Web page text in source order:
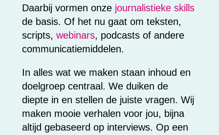
Daarbij vormen onze journalistieke skills
de basis. Of het nu gaat om teksten,
scripts, webinars, podcasts of andere
communicatiemiddelen.
In alles wat we maken staan inhoud en
doelgroep centraal. We duiken de
diepte in en stellen de juiste vragen. Wij
maken mooie verhalen voor jou, bijna
altijd gebaseerd op interviews. Op een